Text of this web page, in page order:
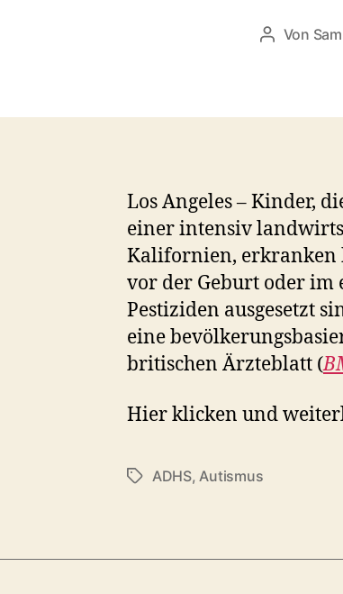
Von
Los Angeles – Kinder,
einer intensiv
Kalifornien, erkranken
vor der Geburt oder im
Pestiziden ausgesetzt
eine
britischen Ärzteblatt (
Hier klicken und
Schlagwörter
ADHS, Autismus